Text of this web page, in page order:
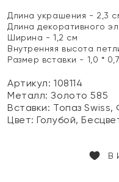
Длина украшения - 2,3
Длина декоративного
Ширина - 1,2 см
Внутренняя высота
Размер вставки - 1,0 *
Артикул: 108114
Металл:Золото 585
Вставки: Топаз Swiss,
Цвет:Голубой,
В